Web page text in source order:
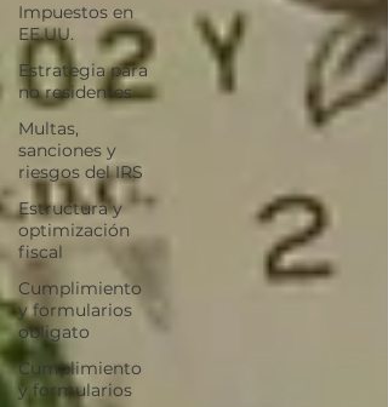
Impuestos en
EE.UU.
Estrategia para
no residentes
Multas,
sanciones y
riesgos del IRS
Estructura y
optimización
fiscal
Cumplimiento
y formularios
obligato
Cumplimiento
y formularios